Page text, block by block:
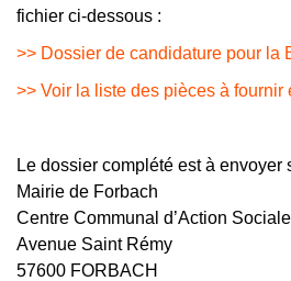
fichier ci-dessous :
>> Dossier de candidature pour la
>> Voir la liste des pièces à fournir
Le dossier complété est à envoyer
Mairie de Forbach
Centre Communal d’Action Sociale
Avenue Saint Rémy
57600 FORBACH